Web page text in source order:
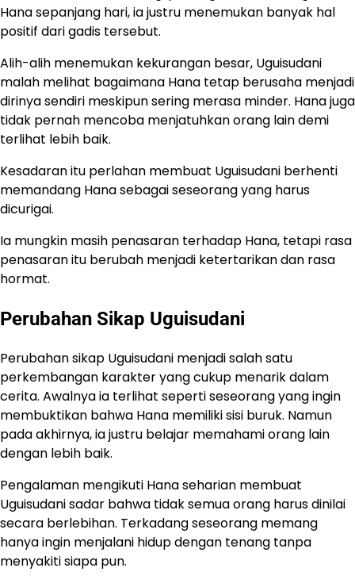
Hana sepanjang hari, ia justru menemukan banyak hal
positif dari gadis tersebut.
Alih-alih menemukan kekurangan besar, Uguisudani
malah melihat bagaimana Hana tetap berusaha menjadi
dirinya sendiri meskipun sering merasa minder. Hana juga
tidak pernah mencoba menjatuhkan orang lain demi
terlihat lebih baik.
Kesadaran itu perlahan membuat Uguisudani berhenti
memandang Hana sebagai seseorang yang harus
dicurigai.
Ia mungkin masih penasaran terhadap Hana, tetapi rasa
penasaran itu berubah menjadi ketertarikan dan rasa
hormat.
Perubahan Sikap Uguisudani
Perubahan sikap Uguisudani menjadi salah satu
perkembangan karakter yang cukup menarik dalam
cerita. Awalnya ia terlihat seperti seseorang yang ingin
membuktikan bahwa Hana memiliki sisi buruk. Namun
pada akhirnya, ia justru belajar memahami orang lain
dengan lebih baik.
Pengalaman mengikuti Hana seharian membuat
Uguisudani sadar bahwa tidak semua orang harus dinilai
secara berlebihan. Terkadang seseorang memang
hanya ingin menjalani hidup dengan tenang tanpa
menyakiti siapa pun.